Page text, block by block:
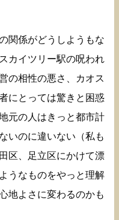
関係がどうしようもな
カイツリー駅の呪われ
の相性の悪さ、カオス
にとっては驚きと困惑
元の人はきっと都市計
いのに違いない（私も
区、足立区にかけて漂
うなものをやっと理解
地よさに変わるのかも